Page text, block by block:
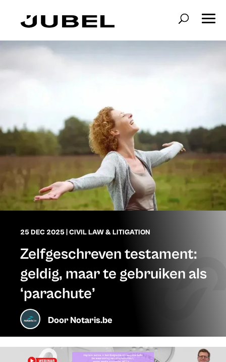
25 DEC 2025 CIVIL LAW & LITIGATION
Zelfgeschreven testament:
geldig, maar te gebruiken als
‘parachute’
DoorNotaris.be